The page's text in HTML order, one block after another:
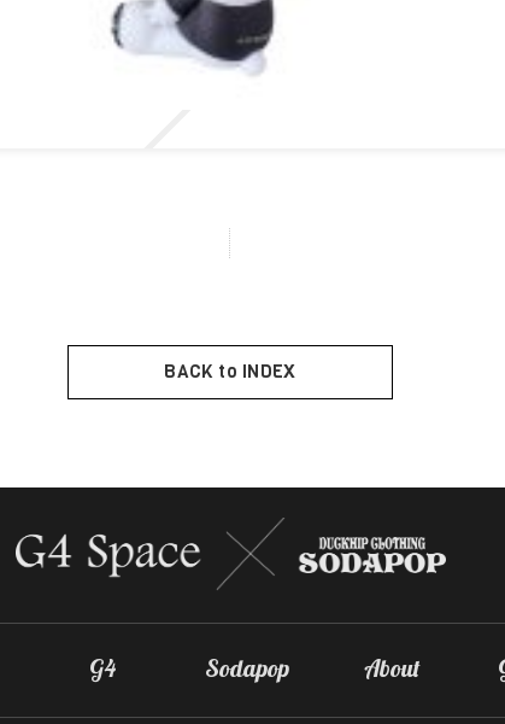
BACK to INDEX
G4 Sodapop About